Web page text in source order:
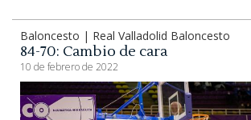
Baloncesto | Real Valladolid Baloncesto
84-70: Cambio de cara
10 de febrero de 2022